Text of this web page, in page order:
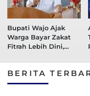
Bupati Wajo Ajak
Warga Bayar Zakat
Fitrah Lebih Dini,
BERITA